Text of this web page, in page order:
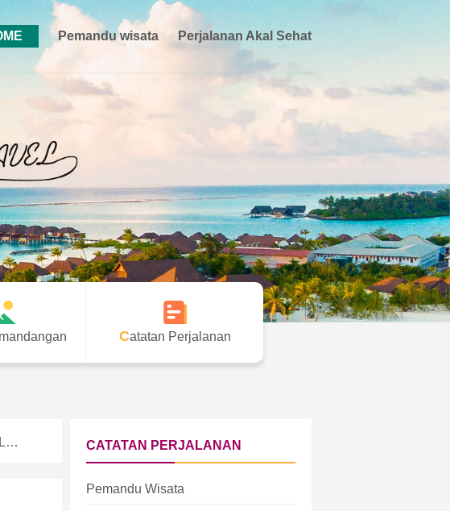
Pemandu wisata Perjalanan Akal Sehat
Catatan Perjalanan
CATATAN PERJALANAN
Pemandu Wisata